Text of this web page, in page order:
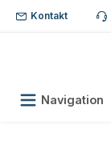
Zum Hauptinhalt
Kontakt
Navigation